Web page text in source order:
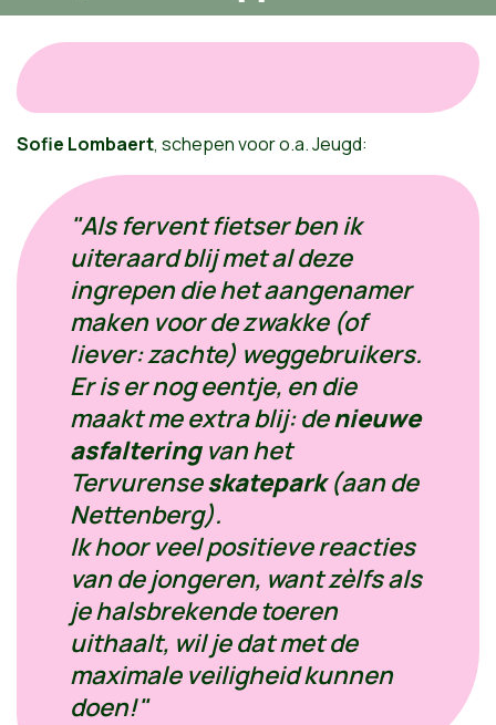
Sofie Lombaert, schepen voor o.a. Jeugd:
"Als fervent fietser ben ik
uiteraard blij met al deze
ingrepen die het aangenamer
maken voor de zwakke (of
liever: zachte) weggebruikers.
Er is er nog eentje, en die
maakt me extra blij: denieuwe
asfaltering van het
Tervurenseskatepark (aan de
Nettenberg).
Ik hoor veel positieve reacties
van de jongeren, want zèlfs als
je halsbrekende toeren
uithaalt, wil je dat met de
maximale veiligheid kunnen
doen!"